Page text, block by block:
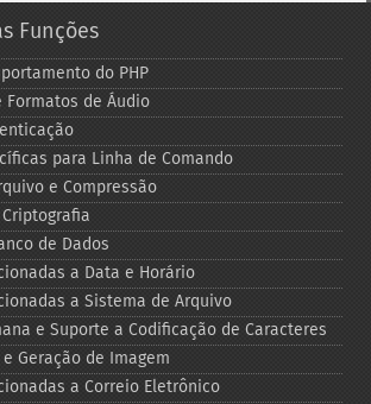
Funções
do PHP
Formatos de Áudio
para Linha de Comando
e Compressão
de Dados
a Data e Horário
a Sistema de Arquivo
e Suporte a Codificação de Caracteres
Geração de Imagem
a Correio Eletrônico